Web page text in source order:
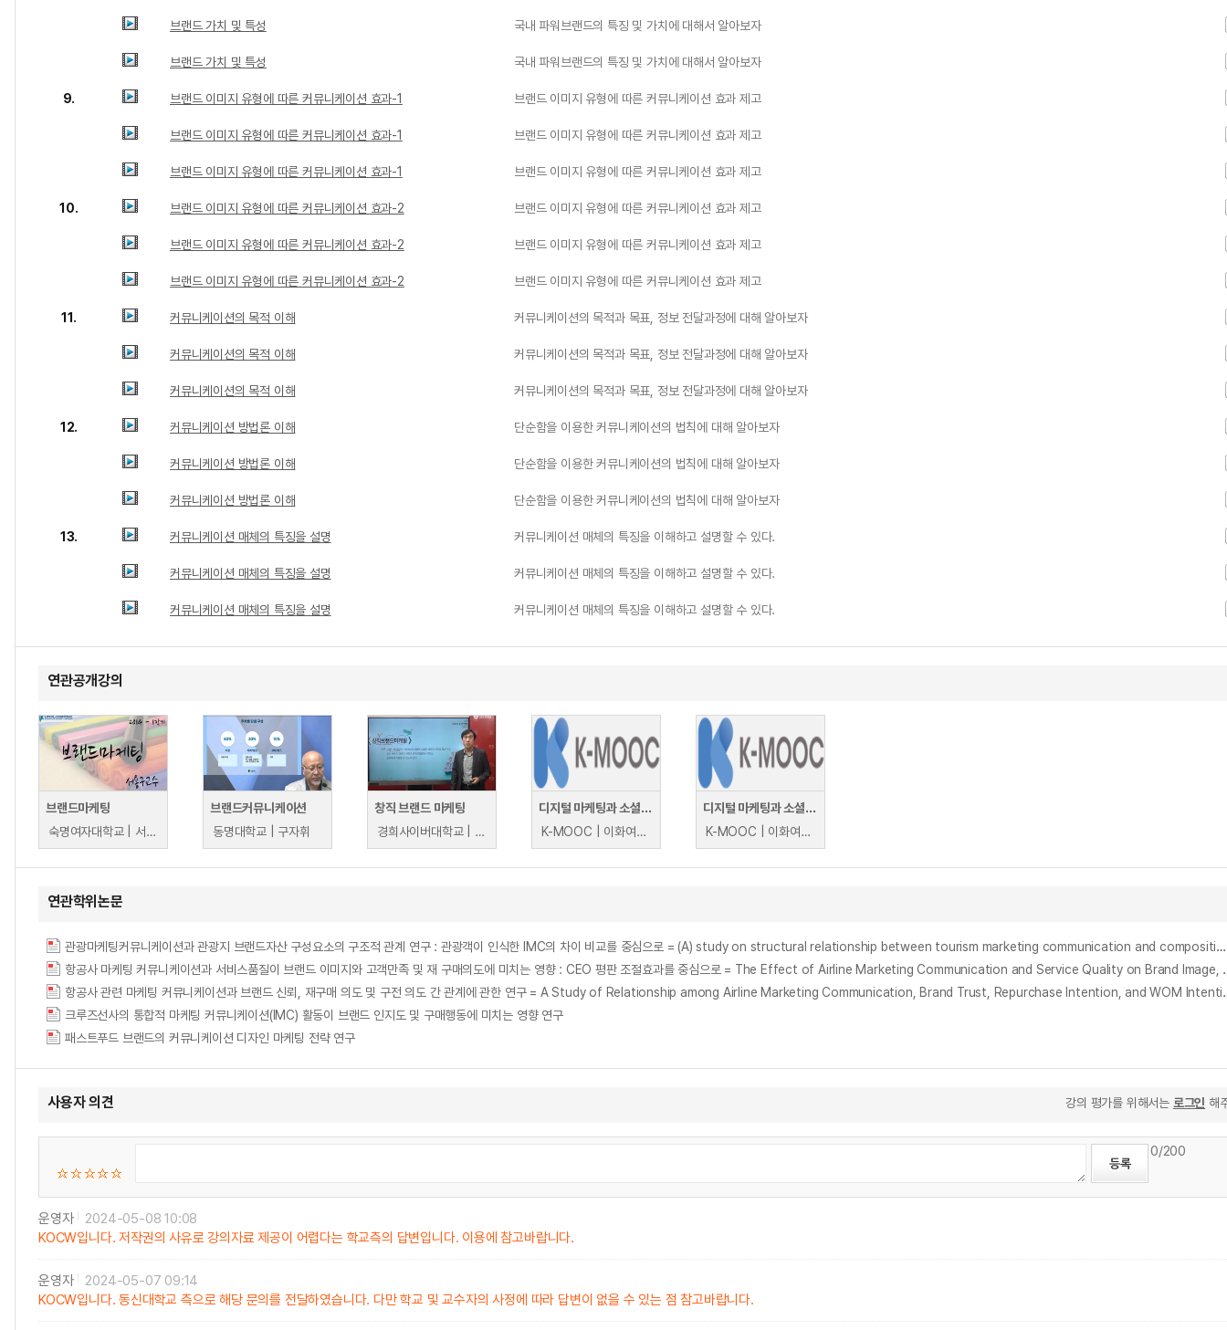
브랜드 가치 및 특성 국내 파워브랜드의 특징 및 가치에 대해서 알아보자
브랜드 가치 및 특성 국내 파워브랜드의 특징 및 가치에 대해서 알아보자
9. 브랜드 이미지 유형에 따른 커뮤니케이션 효과-1 브랜드 이미지 유형에 따른 커뮤니케이션 효과 제고
브랜드 이미지 유형에 따른 커뮤니케이션 효과-1 브랜드 이미지 유형에 따른 커뮤니케이션 효과 제고
브랜드 이미지 유형에 따른 커뮤니케이션 효과-1 브랜드 이미지 유형에 따른 커뮤니케이션 효과 제고
10. 브랜드 이미지 유형에 따른 커뮤니케이션 효과-2 브랜드 이미지 유형에 따른 커뮤니케이션 효과 제고
브랜드 이미지 유형에 따른 커뮤니케이션 효과-2 브랜드 이미지 유형에 따른 커뮤니케이션 효과 제고
브랜드 이미지 유형에 따른 커뮤니케이션 효과-2 브랜드 이미지 유형에 따른 커뮤니케이션 효과 제고
11. 커뮤니케이션의 목적 이해 커뮤니케이션의 목적과 목표, 정보 전달과정에 대해 알아보자
커뮤니케이션의 목적 이해 커뮤니케이션의 목적과 목표, 정보 전달과정에 대해 알아보자
커뮤니케이션의 목적 이해 커뮤니케이션의 목적과 목표, 정보 전달과정에 대해 알아보자
12. 커뮤니케이션 방법론 이해 단순함을 이용한 커뮤니케이션의 법칙에 대해 알아보자
커뮤니케이션 방법론 이해 단순함을 이용한 커뮤니케이션의 법칙에 대해 알아보자
커뮤니케이션 방법론 이해 단순함을 이용한 커뮤니케이션의 법칙에 대해 알아보자
13. 커뮤니케이션 매체의 특징을 설명 커뮤니케이션 매체의 특징을 이해하고 설명할 수 있다.
커뮤니케이션 매체의 특징을 설명 커뮤니케이션 매체의 특징을 이해하고 설명할 수 있다.
커뮤니케이션 매체의 특징을 설명 커뮤니케이션 매체의 특징을 이해하고 설명할 수 있다.
연관공개강의
브랜드마케팅
숙명여자대학교 | 서용구
브랜드커뮤니케이션
동명대학교 | 구자휘
창직 브랜드 마케팅
경희사이버대학교 | 이준엽
디지털 마케팅과 소셜 미디어 브랜드 콘텐츠 전략
K-MOOC | 이화여자대학교 유승철
디지털 마케팅과 소셜 미디어 브랜드 콘텐츠 전략
K-MOOC | 이화여자대학교 유승철
연관학위논문
관광마케팅커뮤니케이션과 관광지 브랜드자산 구성요소의 구조적 관계 연구 : 관광객이 인식한 IMC의 차이 비교를 중심으로 = (A) study on structural relationship between tourism marketing communication and compositional elements of brand euity for tourism destination - focusing on comparative analysis on perceived difference in IMC by tourist
항공사 마케팅 커뮤니케이션과 서비스품질이 브랜드 이미지와 고객만족 및 재
항공사 관련 마케팅 커뮤니케이션과 브랜드 신뢰, 재
크루즈선사의 통합적 마케팅 커뮤니케이션(IMC) 활동이 브랜드 인지도 및 구매행동에 미치는 영향 연구
패스트푸드 브랜드의 커뮤니케이션 디자인 마케팅 전략 연구
사용자 의견 강의 평가를 위해서는 로그인 해
0/200
운영자
2024-05-08 10:08
KOCW입니다. 저작권의 사유로 강의자료 제공이 어렵다는 학교측의 답변입니다. 이용에 참고바랍니다.
운영자
2024-05-07 09:14
KOCW입니다. 동신대학교 측으로 해당 문의를 전달하였습니다. 다만 학교 및 교수자의 사정에 따라 답변이 없을 수 있는 점 참고바랍니다.